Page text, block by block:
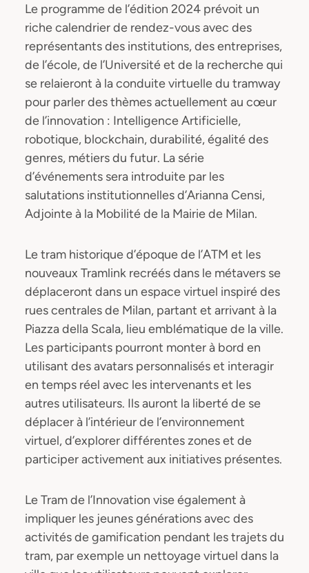
Le programme de l’édition 2024 prévoit un
riche calendrier de rendez-vous avec des
représentants des institutions, des entreprises,
de l’école, de l’Université et de la recherche qui
se relaieront à la conduite virtuelle du tramway
pour parler des thèmes actuellement au cœur
de l’innovation : Intelligence Artificielle,
robotique, blockchain, durabilité, égalité des
genres, métiers du futur. La série
d’événements sera introduite par les
salutations institutionnelles d’Arianna Censi,
Adjointe à la Mobilité de la Mairie de Milan.
Le tram historique d’époque de l’ATM et les
nouveaux Tramlink recréés dans le métavers se
déplaceront dans un espace virtuel inspiré des
rues centrales de Milan, partant et arrivant à la
Piazza della Scala, lieu emblématique de la ville.
Les participants pourront monter à bord en
utilisant des avatars personnalisés et interagir
en temps réel avec les intervenants et les
autres utilisateurs. Ils auront la liberté de se
déplacer à l’intérieur de l’environnement
virtuel, d’explorer différentes zones et de
participer activement aux initiatives présentes.
Le Tram de l’Innovation vise également à
impliquer les jeunes générations avec des
activités de gamification pendant les trajets du
tram, par exemple un nettoyage virtuel dans la